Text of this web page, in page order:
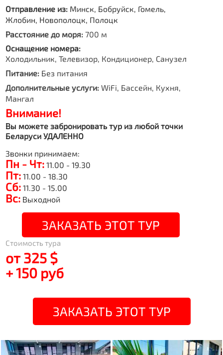
Отправление из: Минск, Бобруйск, Гомель,
Жлобин, Новополоцк, Полоцк
Расстояние до моря: 700 м
Оснащение номера:
Холодильник, Телевизор, Кондиционер, Санузел
Питание: Без питания
Дополнительные услуги: WiFi, Бассейн, Кухня,
Мангал
Внимание!
Вы можете забронировать тур из любой точки
Беларуси УДАЛЕННО
Звонки принимаем:
Пн - Чт: 11.00 - 19.30
Пт: 11.00 - 18.30
Сб: 11.30 - 15.00
Вс: Выходной
ЗАКАЗАТЬ ЭТОТ ТУР
Стоимость тура
от 325 $
+ 150 руб
ЗАКАЗАТЬ ЭТОТ ТУР